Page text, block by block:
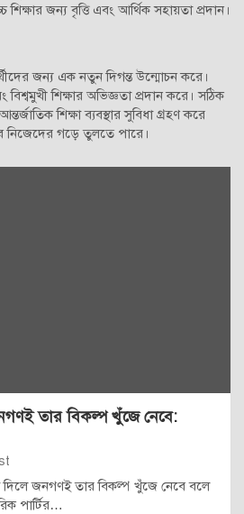
শিক্ষার জন্য বৃত্তি এবং আর্থিক সহায়তা প্রদান।
জন্য এক নতুন দিগন্ত উন্মোচন করে।
বিশ্বমুখী শিক্ষার অভিজ্ঞতা প্রদান করে। সঠিক
শিক্ষা ব্যবস্থার সুবিধা গ্রহণ করে
নিজেদের গড়ে তুলতে পারে।
তার বিকল্প খুঁজে নেবে:
দিলে জনগণই তার বিকল্প খুঁজে নেবে বলে
পার্টির…